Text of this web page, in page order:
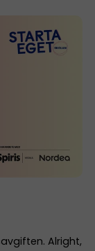
Alright,